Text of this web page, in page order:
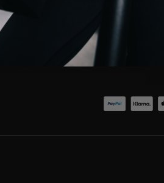
HELP CENTER